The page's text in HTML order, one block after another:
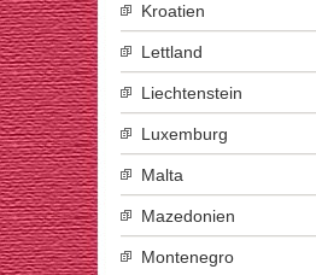
Kroatien
Lettland
Liechtenstein
Luxemburg
Malta
Mazedonien
Montenegro